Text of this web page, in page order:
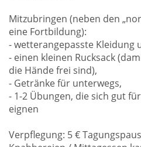
Mitzubringen (neben den
eine Fortbildung):
- wetterangepasste Kleidung
- einen kleinen Rucksack
die Hände frei sind),
- Getränke für unterwegs,
- 1-2 Übungen, die sich gut
eignen
Verpflegung: 5 €